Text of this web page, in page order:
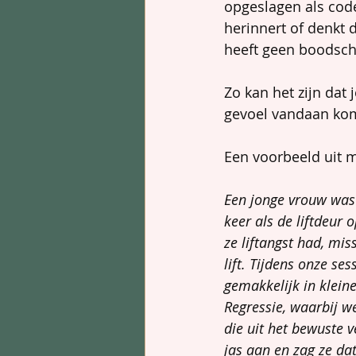
opgeslagen als
herinnert of denkt
heeft geen
Zo kan het zijn
gevoel vandaan
Een voorbeeld uit
Een jonge vrouw
keer als de liftdeur
ze liftangst had,
lift. Tijdens onze
gemakkelijk in
Regressie, waarbij
die uit het bewuste
jas aan en zag ze